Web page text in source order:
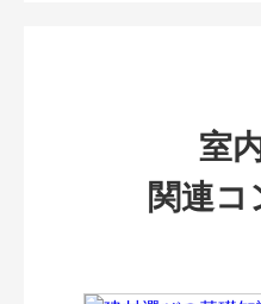
室
関連